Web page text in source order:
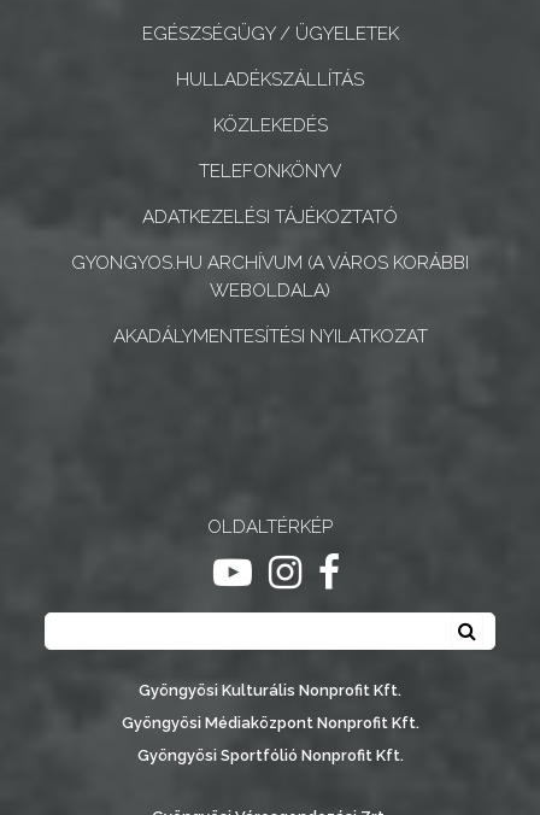
EGÉSZSÉGÜGY / ÜGYELETEK
HULLADÉKSZÁLLÍTÁS
KÖZLEKEDÉS
TELEFONKÖNYV
ADATKEZELÉSI TÁJÉKOZTATÓ
GYONGYOS.HU ARCHÍVUM (A VÁROS KORÁBBI
WEBOLDALA)
AKADÁLYMENTESÍTÉSI NYILATKOZAT
OLDALTÉRKÉP
ugrás youtube csatornára
ugrás instagram
ugrás facebook-
Keresés
Gyöngyösi Kulturális Nonprofit Kft.
Gyöngyösi Médiaközpont Nonprofit Kft.
Gyöngyösi Sportfólió Nonprofit Kft.